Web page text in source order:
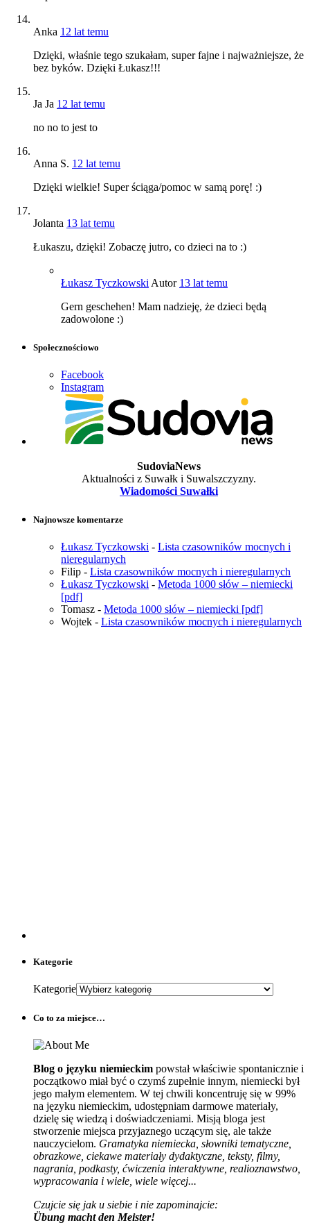
Anka 12 lat temu
Dzięki, właśnie tego szukałam, super fajne i najważniejsze, że
bez byków. Dzięki Łukasz!!!
Ja Ja 12 lat temu
no no to jest to
Anna S. 12 lat temu
Dzięki wielkie! Super ściąga/pomoc w samą porę! :)
Jolanta 13 lat temu
Łukaszu, dzięki! Zobaczę jutro, co dzieci na to :)
Łukasz Tyczkowski Autor 13 lat temu
Gern geschehen! Mam nadzieję, że dzieci będą
zadowolone :)
Społecznościowo
Facebook
Instagram
SudoviaNews
Aktualności z Suwałk i Suwalszczyzny.
Wiadomości Suwałki
Najnowsze komentarze
Łukasz Tyczkowski - Lista czasowników mocnych i
nieregularnych
Filip - Lista czasowników mocnych i nieregularnych
Łukasz Tyczkowski - Metoda 1000 słów – niemiecki
[pdf]
Tomasz - Metoda 1000 słów – niemiecki [pdf]
Wojtek - Lista czasowników mocnych i nieregularnych
Kategorie
Kategorie
Co to za miejsce…
Blog o języku niemieckim powstał właściwie spontanicznie i
początkowo miał być o czymś zupełnie innym, niemiecki był
jego małym elementem. W tej chwili koncentruję się w 99%
na języku niemieckim, udostępniam darmowe materiały,
dzielę się wiedzą i doświadczeniami. Misją bloga jest
stworzenie miejsca przyjaznego uczącym się, ale także
nauczycielom. Gramatyka niemiecka, słowniki tematyczne,
obrazkowe, ciekawe materiały dydaktyczne, teksty, filmy,
nagrania, podkasty, ćwiczenia interaktywne, realioznawstwo,
wypracowania i wiele, wiele więcej...
Czujcie się jak u siebie i nie zapominajcie:
Übung macht den Meister!